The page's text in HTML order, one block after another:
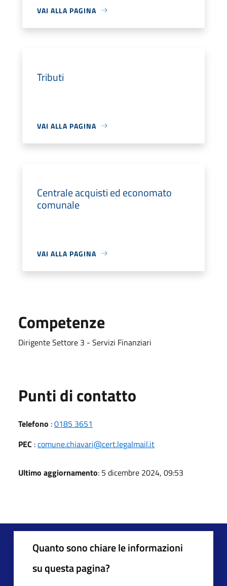
VAI ALLA PAGINA
Tributi
VAI ALLA PAGINA
Centrale acquisti ed economato
comunale
VAI ALLA PAGINA
Competenze
Dirigente Settore 3 - Servizi Finanziari
Punti di contatto
Telefono :0185 3651
PEC :comune.chiavari@cert.legalmail.it
Ultimo aggiornamento: 5 dicembre 2024, 09:53
Quanto sono chiare le informazioni
su questa pagina?